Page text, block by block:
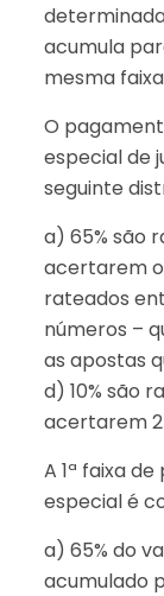
acumula
mesma
O
especial de
seguinte
a) 65% são
acertarem
rateados
números –
as apostas
d) 10% são
acertarem 2
A 1ª faixa
especial é
a) 65% do
acumulado